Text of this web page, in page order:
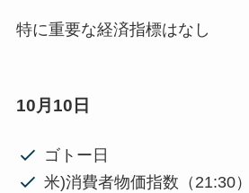
特に重要な経済指標はなし
10月10日
ゴトー日
米)消費者物価指数（21:30）